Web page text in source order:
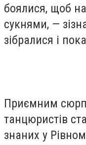
боялися, щоб
сукнями, —
зібралися і
Приємним
танцюристів
знаних у